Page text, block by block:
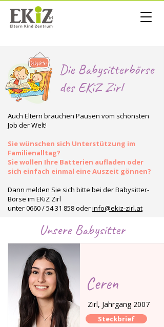
Die Babysitterbörse
des EKiZ Zirl
Auch Eltern brauchen Pausen vom schönsten
Job der Welt!
Sie wünschen sich Unterstützung im
Familienalltag?
Sie wollen Ihre Batterien aufladen oder
sich einfach einmal eine Auszeit gönnen?
Dann melden Sie sich bitte bei der Babysitter-
Börse im EKiZ Zirl
unter 0660 / 54 31 858 oderinfo@ekiz-zirl.at
Unsere Babysitter
Ceren
Zirl, Jahrgang 2007
Steckbrief